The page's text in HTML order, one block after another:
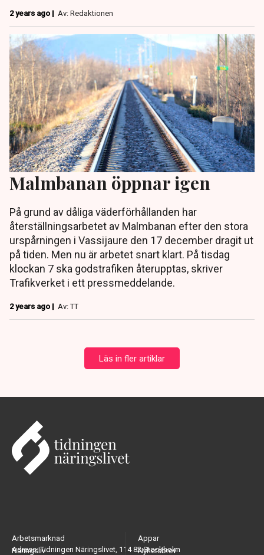
2 years ago | Av: Redaktionen
Malmbanan öppnar igen
På grund av dåliga väderförhållanden har
återställningsarbetet av Malmbanan efter den stora
urspårningen i Vassijaure den 17 december dragit ut
på tiden. Men nu är arbetet snart klart. På tisdag
klockan 7 ska godstrafiken återupptas, skriver
Trafikverket i ett pressmeddelande.
2 years ago | Av: TT
Läs in fler artiklar
Adress: Tidningen Näringslivet, 114 82 Stockholm
Arbetsmarknad
Näringsliv
Appar
Nyhetsbrev